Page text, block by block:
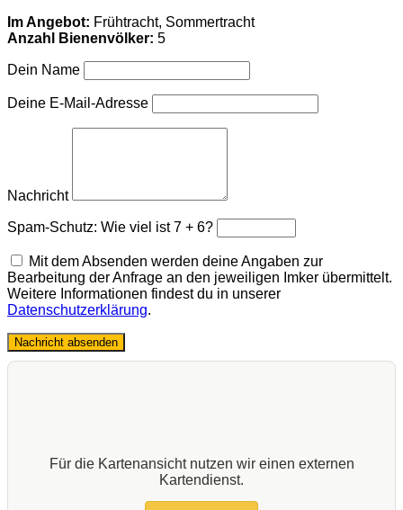
Im Angebot: Frühtracht, Sommertracht
Anzahl Bienenvölker: 5
Dein Name
Deine E-Mail-Adresse
Nachricht
Spam-Schutz: Wie viel ist 7 + 6?
Mit dem Absenden werden deine Angaben zur
Bearbeitung der Anfrage an den jeweiligen Imker übermittelt.
Weitere Informationen findest du in unserer
Datenschutzerklärung.
Nachricht absenden
Für die Kartenansicht nutzen wir einen externen
Kartendienst.